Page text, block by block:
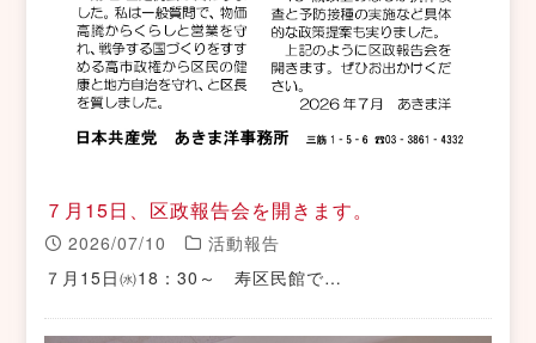
７月15日、区政報告会を開きます。
2026/07/10
活動報告
７月15日㈬18：30～ 寿区民館で…